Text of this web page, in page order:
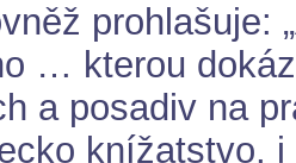
prohlašuje:
… kterou
a posadiv na
knížatstvo,